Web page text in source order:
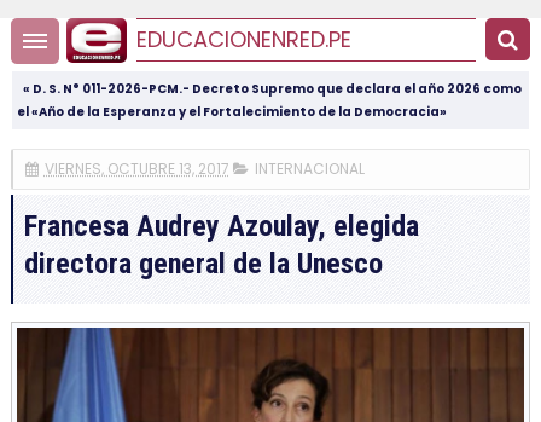
EDUCACIONENRED.PE
« D. S. N° 011-2026-PCM.- Decreto Supremo que declara el año 2026 como
el «Año de la Esperanza y el Fortalecimiento de la Democracia»
VIERNES, OCTUBRE 13, 2017 INTERNACIONAL
Francesa Audrey Azoulay, elegida
directora general de la Unesco